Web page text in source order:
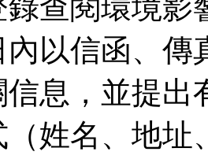
錄查閱環境
以信函、傳
信息，並提
姓名、地址